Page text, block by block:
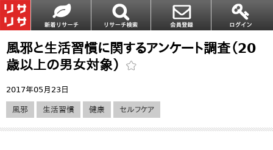
風邪と生活習慣に関するアンケート調査（20
歳以上の男女対象）
2017年05月23日
風邪 生活習慣 健康 セルフケア